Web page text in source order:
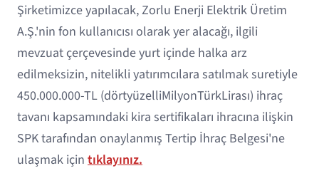
Şirketimizce yapılacak, Zorlu Enerji Elektrik Üretim
A.Ş.'nin fon kullanıcısı olarak yer alacağı, ilgili
mevzuat çerçevesinde yurt içinde halka arz
edilmeksizin, nitelikli yatırımcılara satılmak suretiyle
450.000.000-TL (dörtyüzelliMilyonTürkLirası) ihraç
tavanı kapsamındaki kira sertifikaları ihracına ilişkin
SPK tarafından onaylanmış Tertip İhraç Belgesi'ne
ulaşmak için tıklayınız.